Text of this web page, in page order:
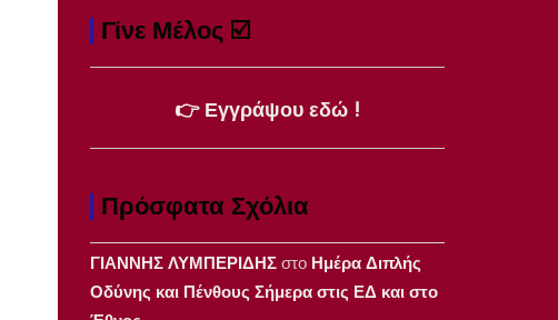
Γίνε Μέλος ☑️
👉 Εγγράψου εδώ !
Πρόσφατα Σχόλια
ΓΙΑΝΝΗΣ ΛΥΜΠΕΡΙΔΗΣστο Ημέρα Διπλής
Οδύνης και Πένθους Σήμερα στις ΕΔ και στο